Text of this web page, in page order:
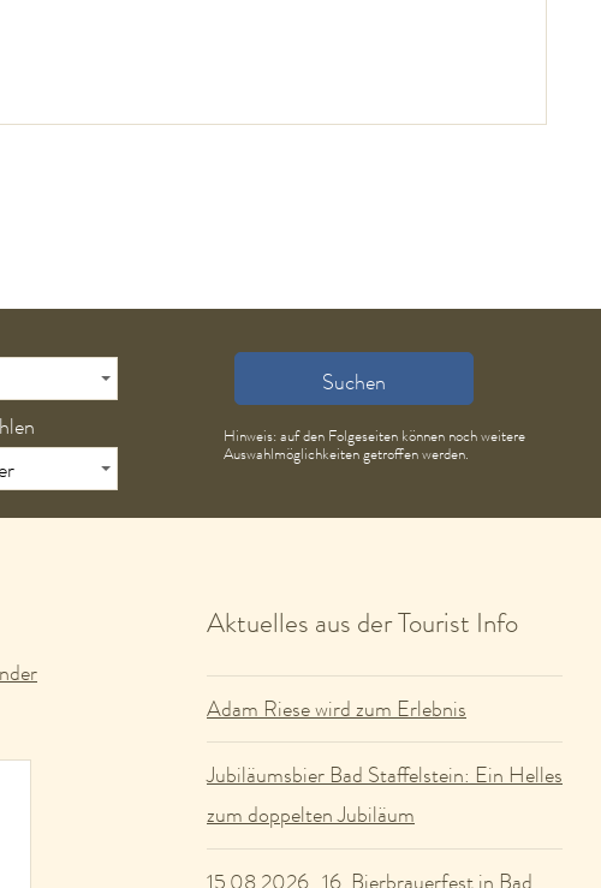
Suchen
Hinweis: auf den Folgeseiten können noch weitere
Auswahlmöglichkeiten getroffen werden.
Aktuelles aus der Tourist Info
Adam Riese wird zum Erlebnis
Jubiläumsbier Bad Staffelstein: Ein Helles
zum doppelten Jubiläum
15.08.2026 16. Bierbrauerfest in Bad